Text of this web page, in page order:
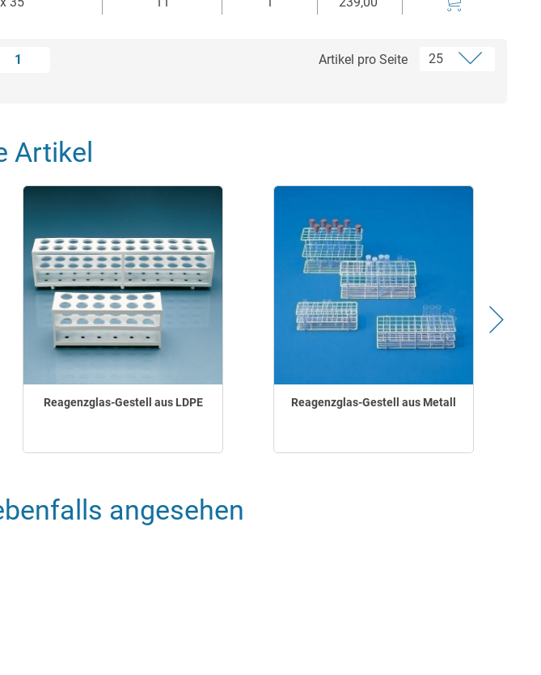
1 Artikel pro Seite
Artikel
Reagenzglas-Gestell aus LDPE Reagenzglas-Gestell aus Metall
angesehen